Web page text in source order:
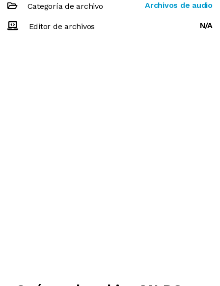
Categoría de archivo Archivos de audio
Editor de archivos N/A